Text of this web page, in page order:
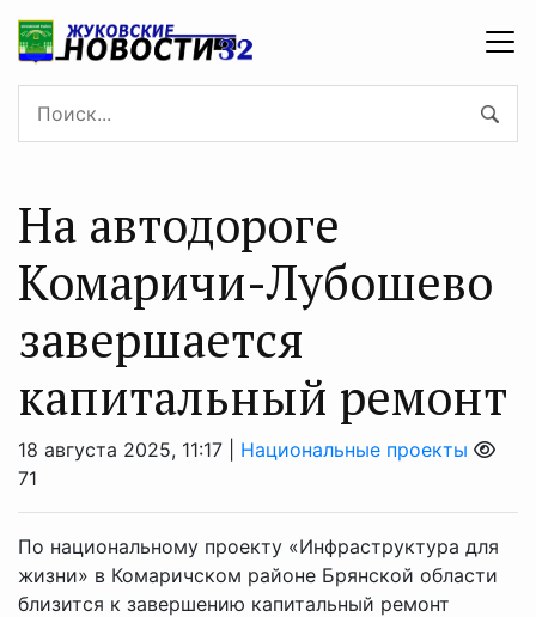
На автодороге
Комаричи-Лубошево
завершается
капитальный ремонт
18 августа 2025, 11:17 | Национальные проекты
71
По национальному проекту «Инфраструктура для
жизни» в Комаричском районе Брянской области
близится к завершению капитальный ремонт